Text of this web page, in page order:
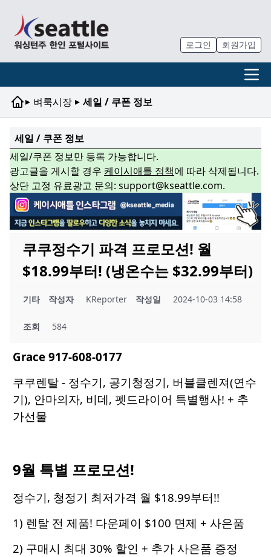
로그인 회원가입
▸ 벼룩시장 ▸ 세일 / 쿠폰 정보
세일 / 쿠폰 정보
세일/쿠폰 정보만 등록 가능합니다.
광고글을 게시할 경우 케이시애틀 정책에 따라 삭제됩니다.
상단 고정 유료광고 문의: support@kseattle.com.
쿠쿠정수기 파격 프로모션! 월
$18.99부터! (냉온수는 $32.99부터)
기타 작성자 KReporter 작성일 2024-10-03 14:58
조회 584
Grace 917-608-0177
쿠쿠렌탈 - 정수기, 공기청정기, 버블클렌져(연수
기), 안마의자, 비데, 펫드라이어 특별행사! + 추
가선물
9월 특별 프로모션!
정수기, 청정기 최저가격 월 $18.99부터!!
1) 렌탈 전 제품! 다운페이 $100 면제 + 사은품
2) 구매시 최대 30% 할인 + 추가 사은품 증정